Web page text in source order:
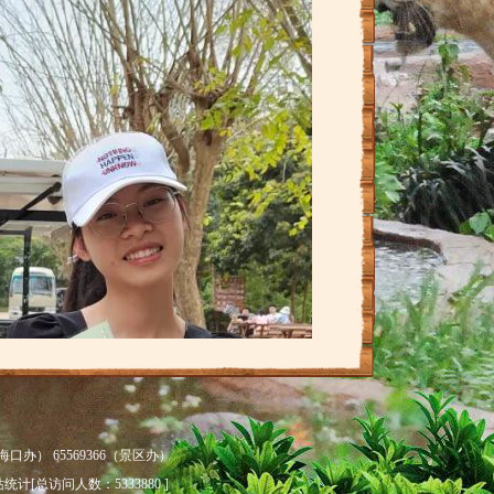
口办） 65569366（景区办）
计[总访问人数：5333880 ]